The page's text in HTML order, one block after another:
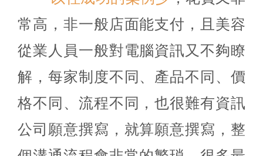
常高，非一般店面能支付，且美容
從業人員一般對電腦資訊又不夠瞭
解，每家制度不同、產品不同、價
格不同、流程不同，也很難有資訊
公司願意撰寫，就算願意撰寫，整